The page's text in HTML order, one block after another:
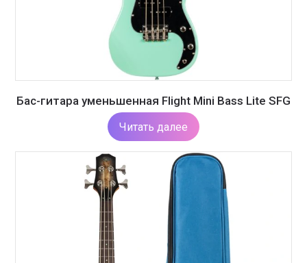
Бас-гитара уменьшенная Flight Mini Bass Lite SFG
Читать далее